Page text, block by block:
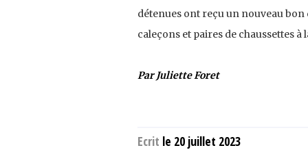
détenues ont reçu un nouveau
caleçons et paires de chaussettes
Par Juliette Foret
Ecrit le 20 juillet 2023